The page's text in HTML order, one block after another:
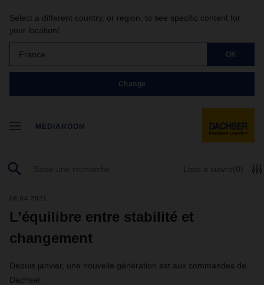
Select a different country, or region, to see specific content for
your location!
France OK
Change
MEDIAROOM
Liste à suivre(0)
08.04.2021
L’équilibre entre stabilité et
changement
Depuis janvier, une nouvelle génération est aux commandes de
Dachser.